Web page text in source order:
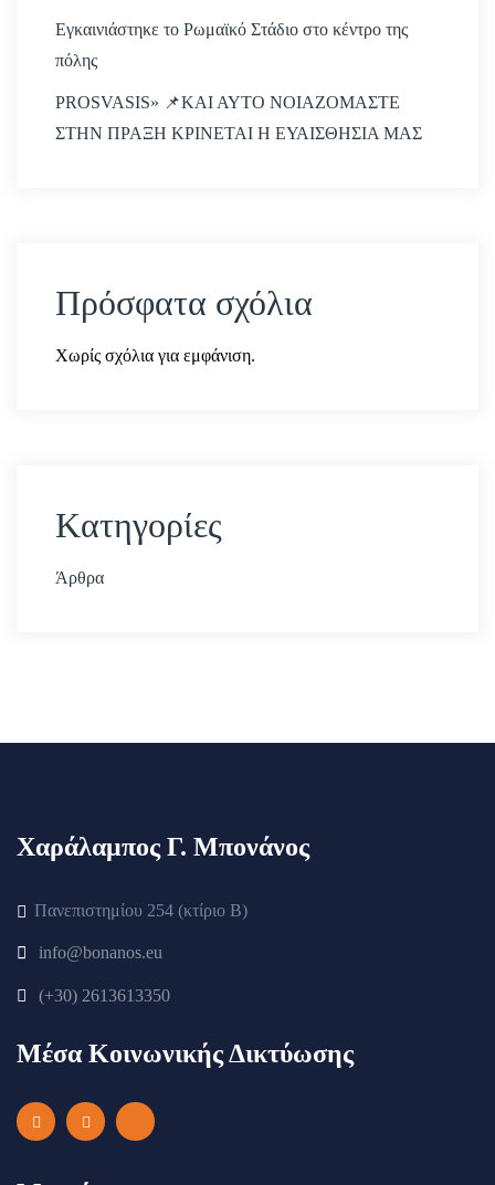
Εγκαινιάστηκε το Ρωμαϊκό Στάδιο στο κέντρο της
πόλης
PROSVASIS» 📌ΚΑΙ ΑΥΤΟ ΝΟΙΑΖΟΜΑΣΤΕ
ΣΤΗΝ ΠΡΑΞΗ ΚΡΙΝΕΤΑΙ Η ΕΥΑΙΣΘΗΣΙΑ ΜΑΣ
Πρόσφατα σχόλια
Χωρίς σχόλια για εμφάνιση.
Kατηγορίες
Άρθρα
Χαράλαμπος Γ. Μπονάνος
Πανεπιστημίου 254 (κτίριο Β)
info@bonanos.eu
(+30) 2613613350
Μέσα Κοινωνικής Δικτύωσης